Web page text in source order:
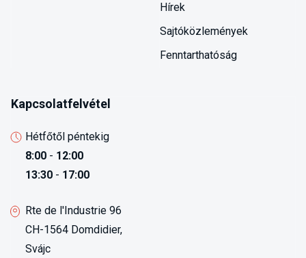
Hírek
Sajtóközlemények
Fenntarthatóság
Kapcsolatfelvétel
Hétfőtől péntekig
8:00 - 12:00
13:30 - 17:00
Rte de l'Industrie 96
CH-1564 Domdidier,
Svájc